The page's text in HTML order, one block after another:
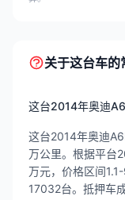
关于这台车的
这台2014年奥迪
这台2014年奥迪
万公里。根据平台
万元，价格区间
17032台。抵押车